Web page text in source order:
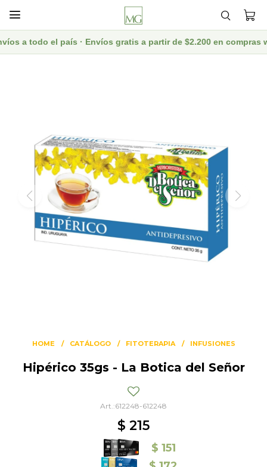

a todo el país · Envíos gratis a partir de $2.200 en compras
HOME CATÁLOGO FITOTERAPIA INFUSIONES
Hipérico 35gs - La Botica del Señor
612248-612248
$ 215
$ 151